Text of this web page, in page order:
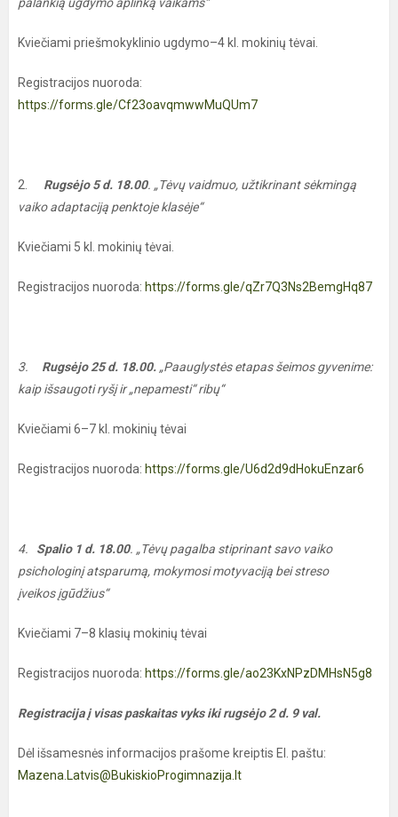
Kviečiami priešmokyklinio ugdymo–4 kl. mokinių tėvai.
Registracijos nuoroda:
https://forms.gle/Cf23oavqmwwMuQUm7
2. Rugsėjo 5 d. 18.00. „Tėvų vaidmuo, užtikrinant sėkmingą
vaiko adaptaciją penktoje klasėje“
Kviečiami 5 kl. mokinių tėvai.
Registracijos nuoroda: https://forms.gle/qZr7Q3Ns2BemgHq87
3. Rugsėjo 25 d. 18.00. „Paauglystės etapas šeimos gyvenime:
kaip išsaugoti ryšį ir „nepamesti“ ribų“
Kviečiami 6–7 kl. mokinių tėvai
Registracijos nuoroda: https://forms.gle/U6d2d9dHokuEnzar6
4. Spalio 1 d. 18.00. „Tėvų pagalba stiprinant savo vaiko
psichologinį atsparumą, mokymosi motyvaciją bei streso
įveikos įgūdžius“
Kviečiami 7–8 klasių mokinių tėvai
Registracijos nuoroda: https://forms.gle/ao23KxNPzDMHsN5g8
Registracija į visas paskaitas vyks iki rugsėjo 2 d. 9 val.
Dėl išsamesnės informacijos prašome kreiptis El. paštu:
Mazena.Latvis@BukiskioProgimnazija.lt